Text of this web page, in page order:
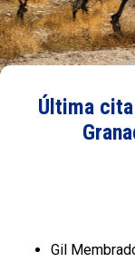
Última
Gil